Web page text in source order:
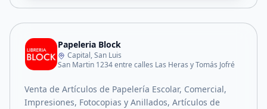
Papeleria Block
Capital, San Luis
San Martin 1234 entre calles Las Heras y Tomás Jofré
Venta de Artículos de Papelería Escolar, Comercial,
Impresiones, Fotocopias y Anillados, Artículos de